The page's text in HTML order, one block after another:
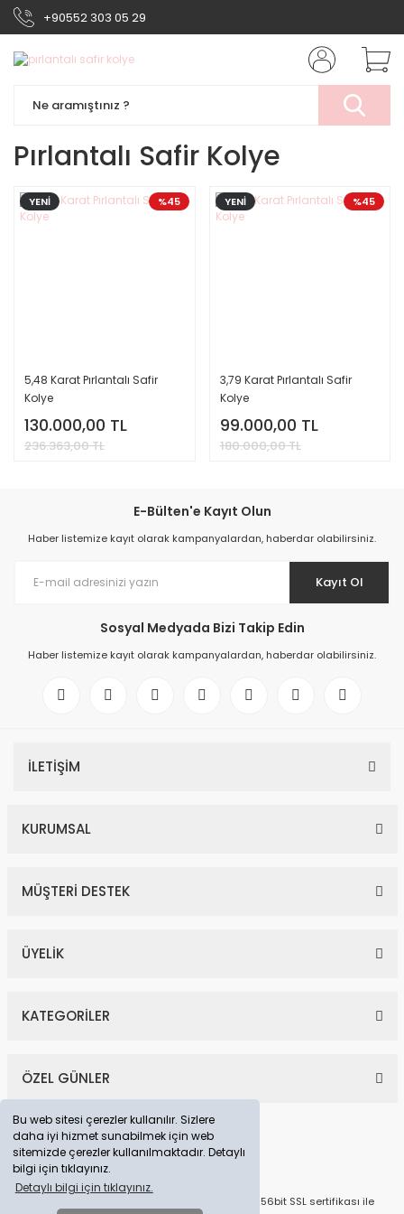
Bu web sitesi çerezler kullanılır. Sizlere
daha iyi hizmet sunabilmek için web
sitemizde çerezler kullanılmaktadır. Detaylı
bilgi için tıklayınız.
Detaylı bilgi için tıklayınız.
+90552 303 05 29
Pırlantalı Safir Kolye
%45
YENİ
5,48 Karat Pırlantalı Safir
Kolye
130.000,00 TL
236.363,00 TL
%45
YENİ
3,79 Karat Pırlantalı Safir
Kolye
99.000,00 TL
180.000,00 TL
E-Bülten'e Kayıt Olun
Haber listemize kayıt olarak kampanyalardan, haberdar olabilirsiniz.
Kayıt Ol
Sosyal Medyada Bizi Takip Edin
Haber listemize kayıt olarak kampanyalardan, haberdar olabilirsiniz.
İLETİŞİM
KURUMSAL
MÜŞTERİ DESTEK
ÜYELİK
KATEGORİLER
ÖZEL GÜNLER
© Tüm Hakları Saklıdır. Kredi kartı bilgileriniz 256bit SSL sertifikası ile